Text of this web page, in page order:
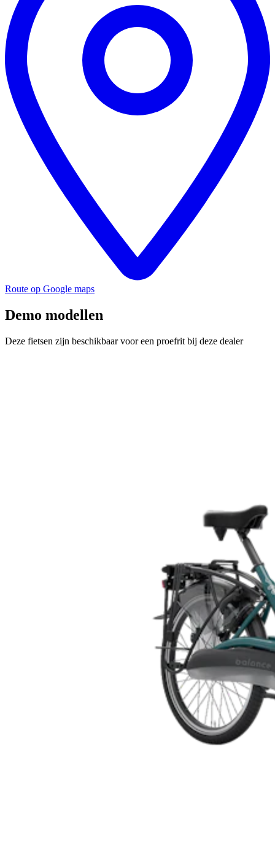
Route op Google maps
Demo modellen
Deze fietsen zijn beschikbaar voor een proefrit bij deze dealer